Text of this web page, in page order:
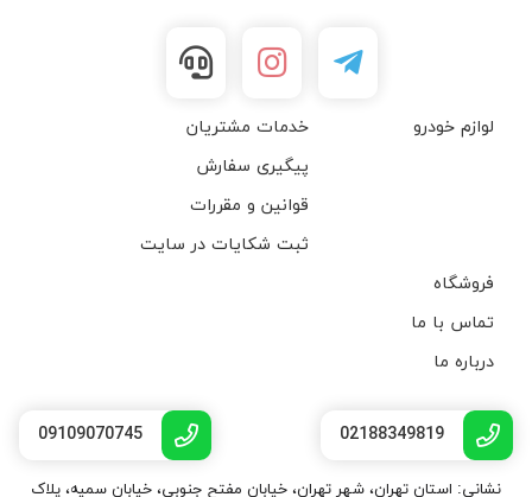
لوازم خودرو
خدمات مشتریان
پیگیری سفارش
قوانین و مقررات
ثبت شکایات در سایت
فروشگاه
تماس با ما
درباره ما
02188349819
09109070745
نشانی: استان تهران، شهر تهران، خیابان مفتح جنوبی، خیابان سمیه، پلاک